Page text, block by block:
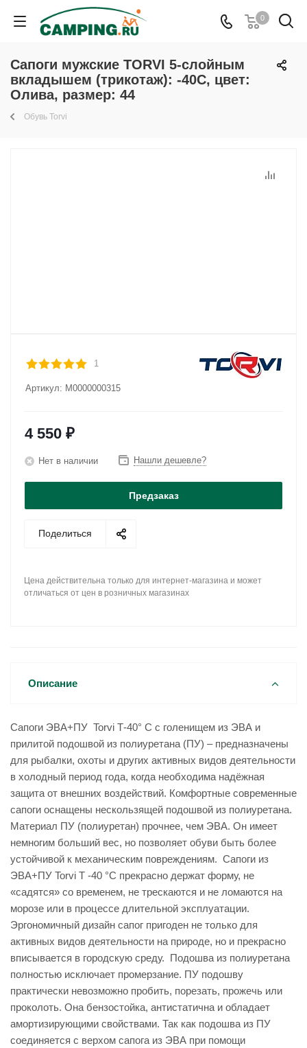
0
Сапоги мужские TORVI 5-слойным
вкладышем (трикотаж): -40С, цвет:
Олива, размер: 44
Обувь Torvi
1
Артикул: М0000000315
4 550 ₽
Нет в наличии Нашли дешевле?
Предзаказ
Поделиться
Цена действительна только для интернет-магазина и может
отличаться от цен в розничных магазинах
Описание
Сапоги ЭВА+ПУ Torvi Т-40° C с голенищем из ЭВА и
прилитой подошвой из полиуретана (ПУ) – предназначены
для рыбалки, охоты и других активных видов деятельности
в холодный период года, когда необходима надёжная
защита от внешних воздействий. Комфортные современные
сапоги оснащены нескользящей подошвой из полиуретана.
Материал ПУ (полиуретан) прочнее, чем ЭВА. Он имеет
немногим больший вес, но позволяет обуви быть более
устойчивой к механическим повреждениям. Сапоги из
ЭВА+ПУ Torvi Т -40 °C прекрасно держат форму, не
«садятся» со временем, не трескаются и не ломаются на
морозе или в процессе длительной эксплуатации.
Эргономичный дизайн сапог пригоден не только для
активных видов деятельности на природе, но и прекрасно
вписывается в городскую среду. Подошва из полиуретана
полностью исключает промерзание. ПУ подошву
практически невозможно пробить, порезать, прожечь или
проколоть. Она бензостойка, антистатична и обладает
амортизирующими свойствами. Так как подошва из ПУ
соединяется с верхом сапога из ЭВА при помощи